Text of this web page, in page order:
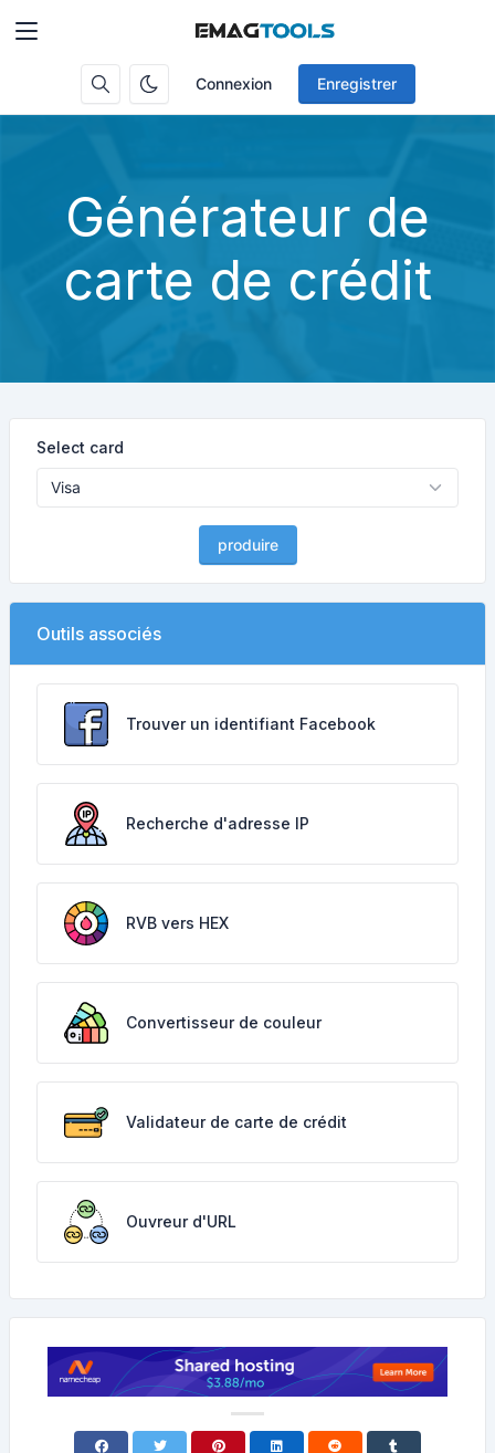
Connexion Enregistrer
Générateur de
carte de crédit
Select card
produire
Outils associés
Trouver un identifiant Facebook
Recherche d'adresse IP
RVB vers HEX
Convertisseur de couleur
Validateur de carte de crédit
Ouvreur d'URL